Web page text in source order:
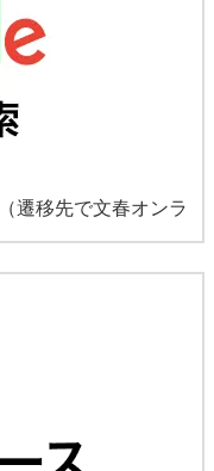
（遷移先で文春オンラ